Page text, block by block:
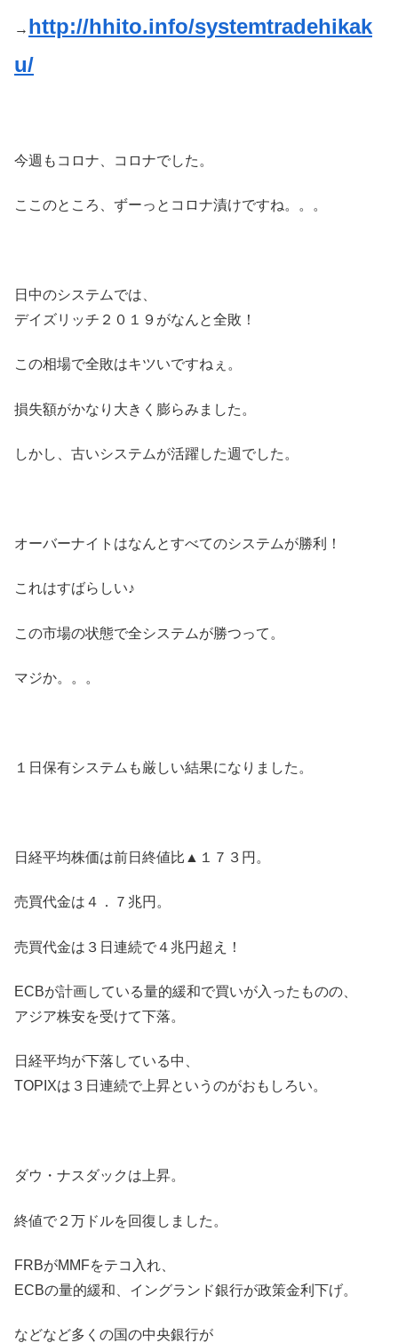
→ http://hhito.info/systemtradehikak
u/
今週もコロナ、コロナでした。
ここのところ、ずーっとコロナ漬けですね。。。
日中のシステムでは、
デイズリッチ２０１９がなんと全敗！
この相場で全敗はキツいですねぇ。
損失額がかなり大きく膨らみました。
しかし、古いシステムが活躍した週でした。
オーバーナイトはなんとすべてのシステムが勝利！
これはすばらしい♪
この市場の状態で全システムが勝つって。
マジか。。。
１日保有システムも厳しい結果になりました。
日経平均株価は前日終値比▲１７３円。
売買代金は４．７兆円。
売買代金は３日連続で４兆円超え！
ECBが計画している量的緩和で買いが入ったものの、
アジア株安を受けて下落。
日経平均が下落している中、
TOPIXは３日連続で上昇というのがおもしろい。
ダウ・ナスダックは上昇。
終値で２万ドルを回復しました。
FRBがMMFをテコ入れ、
ECBの量的緩和、イングランド銀行が政策金利下げ。
などなど多くの国の中央銀行が